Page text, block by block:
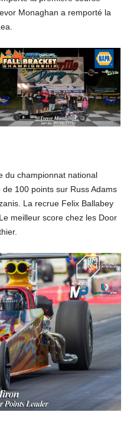
Monaghan a remporté la
du championnat national
100 points sur Russ Adams
La recrue Felix Ballabey
meilleur score chez les Door